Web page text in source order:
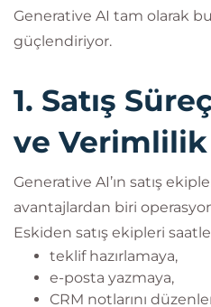
Generative AI tam olarak
güçlendiriyor.
1. Satış
ve Verimlilik
Generative AI’ın satış
avantajlardan biri
Eskiden satış ekipleri
teklif hazırlamaya,
e-posta yazmaya,
CRM notlarını